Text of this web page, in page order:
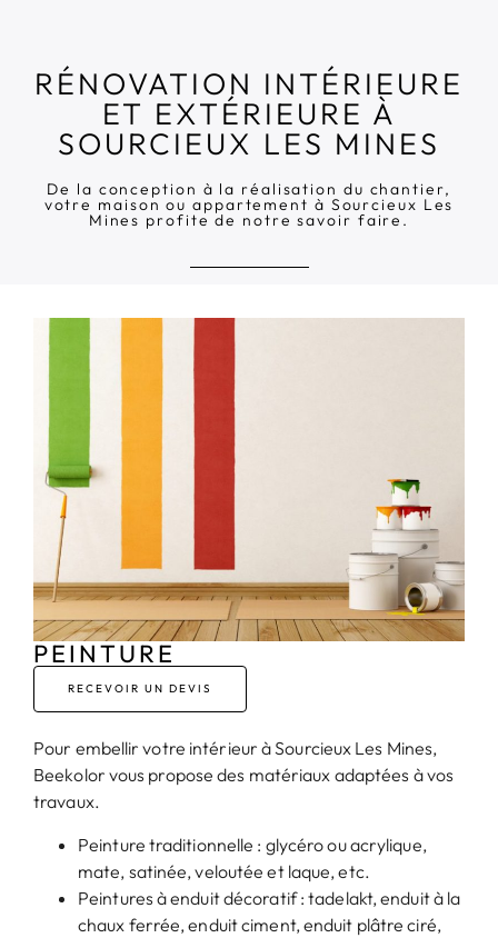
RÉNOVATION INTÉRIEURE
ET EXTÉRIEURE À
SOURCIEUX LES MINES
De la conception à la réalisation du chantier,
votre maison ou appartement à Sourcieux Les
Mines profite de notre savoir faire.
PEINTURE
RECEVOIR UN DEVIS
Pour embellir votre intérieur à Sourcieux Les Mines,
Beekolor vous propose des matériaux adaptées à vos
travaux.
Peinture traditionnelle : glycéro ou acrylique,
mate, satinée, veloutée et laque, etc.
Peintures à enduit décoratif : tadelakt, enduit à la
chaux ferrée, enduit ciment, enduit plâtre ciré,